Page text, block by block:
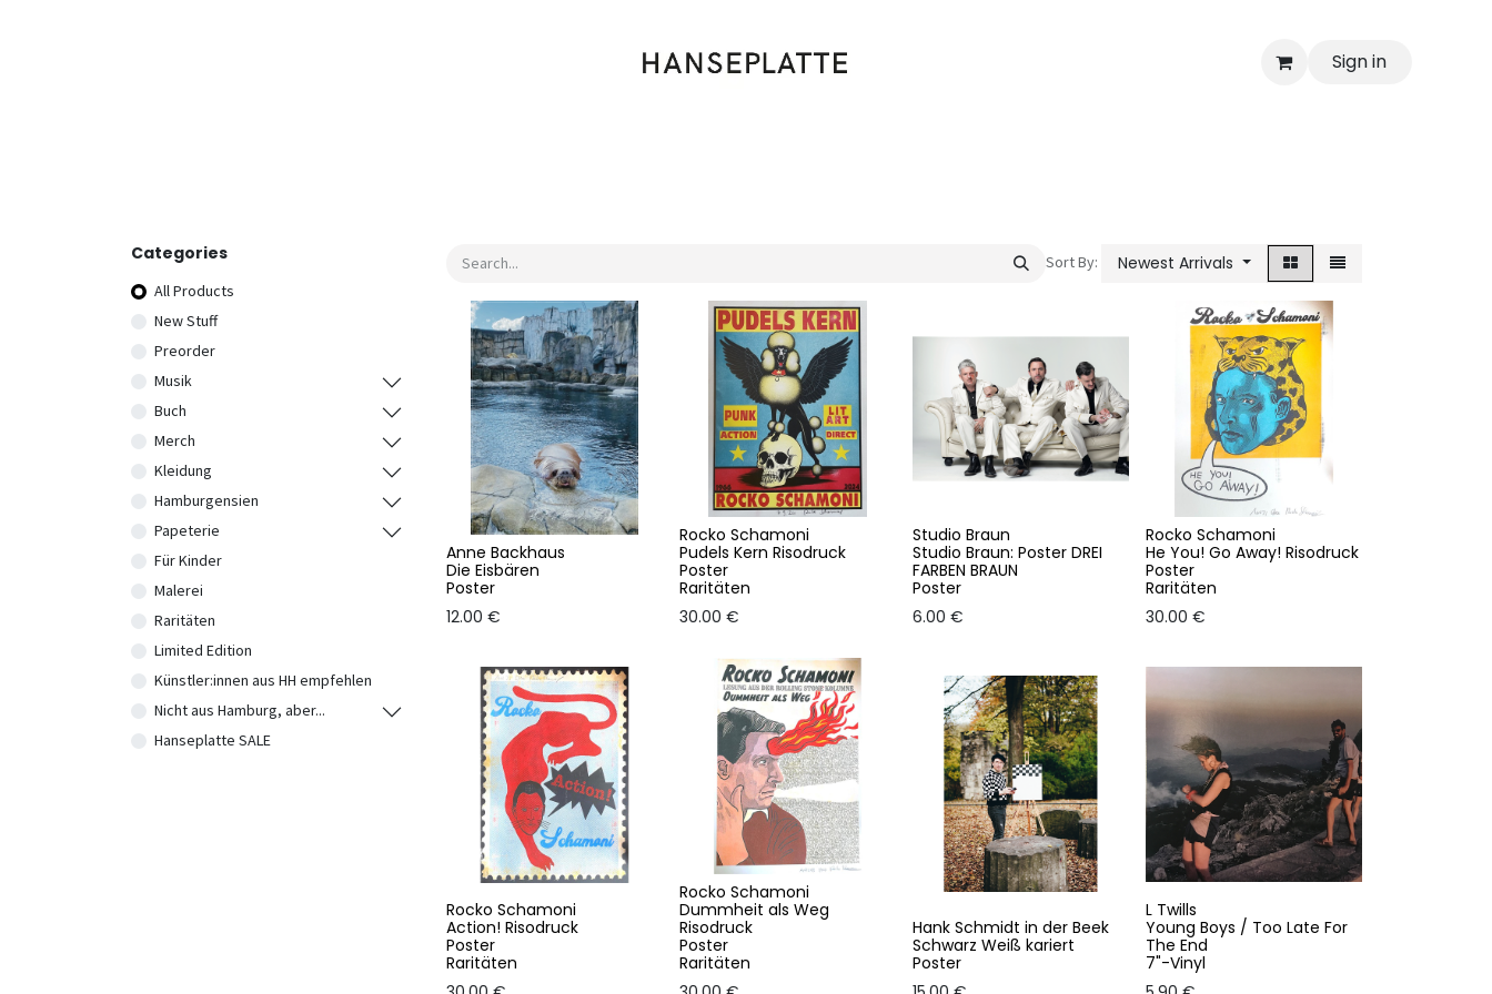
Sign in
Categories
All Products
New Stuff
Preorder
Musik
Buch
Merch
Kleidung
Hamburgensien
Papeterie
Für Kinder
Malerei
Raritäten
Limited Edition
Künstler:innen aus HH empfehlen
Nicht aus Hamburg, aber...
Hanseplatte SALE
Sort By: Newest Arrivals
Anne Backhaus
Die Eisbären
Poster
12.00 €
Rocko Schamoni
Pudels Kern Risodruck
Poster
Raritäten
30.00 €
Studio Braun
Studio Braun: Poster DREI
FARBEN BRAUN
Poster
6.00 €
Rocko Schamoni
He You! Go Away! Risodruck
Poster
Raritäten
30.00 €
Rocko Schamoni
Action! Risodruck
Poster
Raritäten
Rocko Schamoni
Dummheit als Weg
Risodruck
Poster
Raritäten
Hank Schmidt in der Beek
Schwarz Weiß kariert
Poster
L Twills
Young Boys / Too Late For
The End
7"-Vinyl